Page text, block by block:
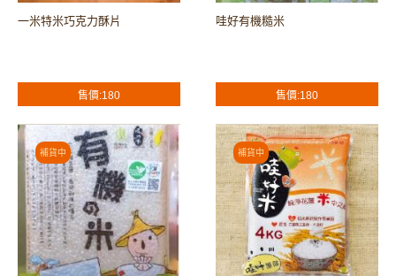
一米特米巧克力酥片
售價:180
哇好有機糙米
售價:180